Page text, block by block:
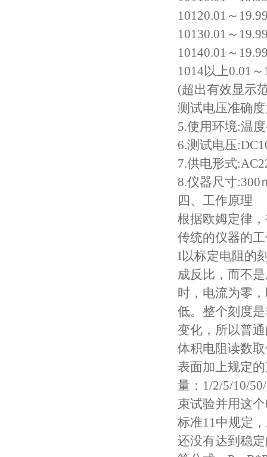
10120.01～
10130.01～
10140.01～
1014以上0.01
(超出有效显示
测试电压准确
5.使用环境:温
6.测试电压
7.供电形式
8.仪器尺寸:300
四、工作原理
根据欧姆定律
传统的仪器的
I以标定电阻的
成反比，而不
时，电流为零
低。整个刻度
变化，所以普
体积电阻读数
表面加上规定
量：1/2/5/10/
束试验并用这
标准11中规定
还没有达到稳